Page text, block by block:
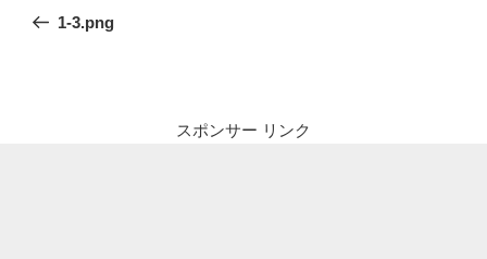
の
1-3.png
スポンサー リンク